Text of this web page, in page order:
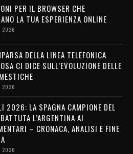
PER IL BROWSER CHE
LA TUA ESPERIENZA ONLINE
2026
DELLA LINEA TELEFONICA
CI DICE SULL’EVOLUZIONE DELLE
2026
2026: LA SPAGNA CAMPIONE DEL
L’ARGENTINA AI
– CRONACA, ANALISI E FINE
2026